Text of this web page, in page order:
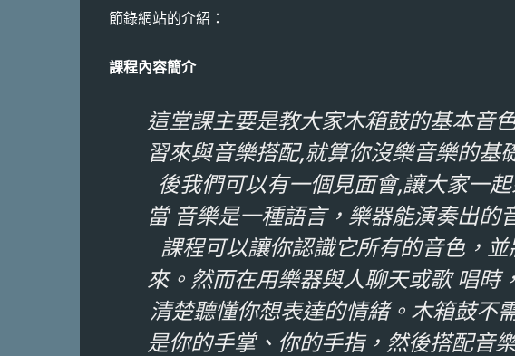
節錄網站的介紹：
課程內容簡介
這堂課主要是教大家木箱鼓的基本音
習來與音樂搭配,就算你沒樂音樂的基
後我們可以有一個見面會,讓大家一
當 音樂是一種語言，樂器能演奏出的
課程可以讓你認識它所有的音色，
來。然而在用樂器與人聊天或歌 唱時
清楚聽懂你想表達的情緒。木箱鼓不
是你的手掌、你的手指，然後搭配音